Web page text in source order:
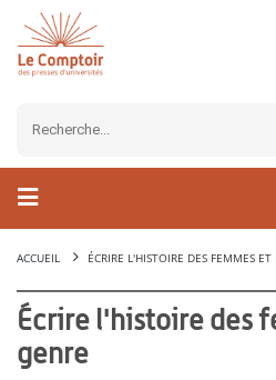
ACCUEIL ÉCRIRE L'HISTOIRE DES FEMMES ET
Écrire l'histoire des
genre